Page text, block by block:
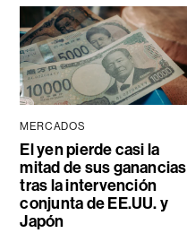
MERCADOS
El yen pierde casi la
mitad de sus ganancias
tras la intervención
conjunta de EE.UU. y
Japón